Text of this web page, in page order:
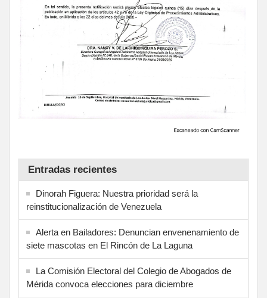
Entradas recientes
Dinorah Figuera: Nuestra prioridad será la
reinstitucionalización de Venezuela
Alerta en Bailadores: Denuncian envenenamiento de
siete mascotas en El Rincón de La Laguna
La Comisión Electoral del Colegio de Abogados de
Mérida convoca elecciones para diciembre